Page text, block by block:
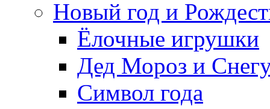
Новый год и
Ёлочные игрушки
Дед Мороз и
Символ года